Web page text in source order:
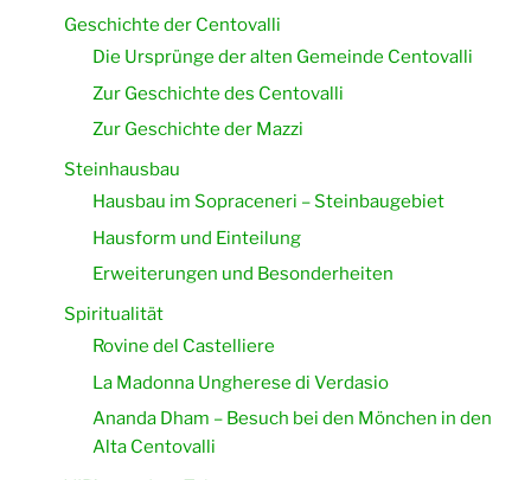
Geschichte der Centovalli
Die Ursprünge der alten Gemeinde Centovalli
Zur Geschichte des Centovalli
Zur Geschichte der Mazzi
Steinhausbau
Hausbau im Sopraceneri – Steinbaugebiet
Hausform und Einteilung
Erweiterungen und Besonderheiten
Spiritualität
Rovine del Castelliere
La Madonna Ungherese di Verdasio
Ananda Dham – Besuch bei den Mönchen in den
Alta Centovalli